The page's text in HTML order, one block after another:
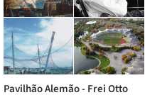
Pavilhão Alemão - Frei Otto